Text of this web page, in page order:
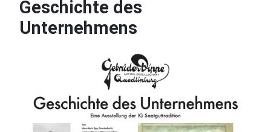
Geschichte des
Unternehmens